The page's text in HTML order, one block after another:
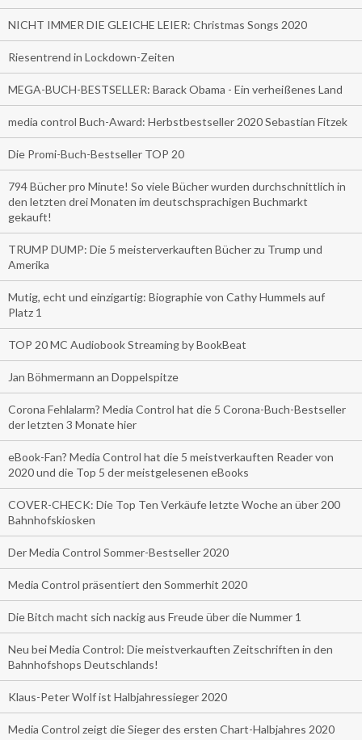
NICHT IMMER DIE GLEICHE LEIER: Christmas Songs 2020
Riesentrend in Lockdown-Zeiten
MEGA-BUCH-BESTSELLER: Barack Obama - Ein verheißenes Land
media control Buch-Award: Herbstbestseller 2020 Sebastian Fitzek
Die Promi-Buch-Bestseller TOP 20
794 Bücher pro Minute! So viele Bücher wurden durchschnittlich in
den letzten drei Monaten im deutschsprachigen Buchmarkt
gekauft!
TRUMP DUMP: Die 5 meisterverkauften Bücher zu Trump und
Amerika
Mutig, echt und einzigartig: Biographie von Cathy Hummels auf
Platz 1
TOP 20 MC Audiobook Streaming by BookBeat
Jan Böhmermann an Doppelspitze
Corona Fehlalarm? Media Control hat die 5 Corona-Buch-Bestseller
der letzten 3 Monate hier
eBook-Fan? Media Control hat die 5 meistverkauften Reader von
2020 und die Top 5 der meistgelesenen eBooks
COVER-CHECK: Die Top Ten Verkäufe letzte Woche an über 200
Bahnhofskiosken
Der Media Control Sommer-Bestseller 2020
Media Control präsentiert den Sommerhit 2020
Die Bitch macht sich nackig aus Freude über die Nummer 1
Neu bei Media Control: Die meistverkauften Zeitschriften in den
Bahnhofshops Deutschlands!
Klaus-Peter Wolf ist Halbjahressieger 2020
Media Control zeigt die Sieger des ersten Chart-Halbjahres 2020